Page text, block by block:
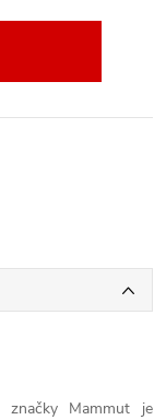
značky Mammut je